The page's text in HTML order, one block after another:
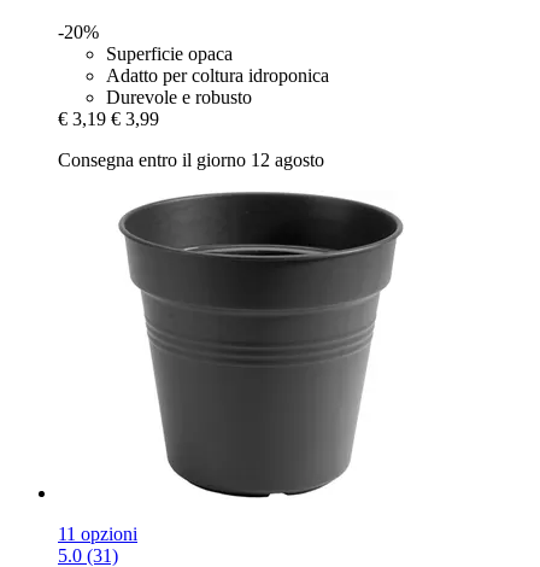
-20%
Superficie opaca
Adatto per coltura idroponica
Durevole e robusto
€ 3,19 € 3,99
Consegna entro il giorno 12 agosto
11 opzioni
5.0 (31)